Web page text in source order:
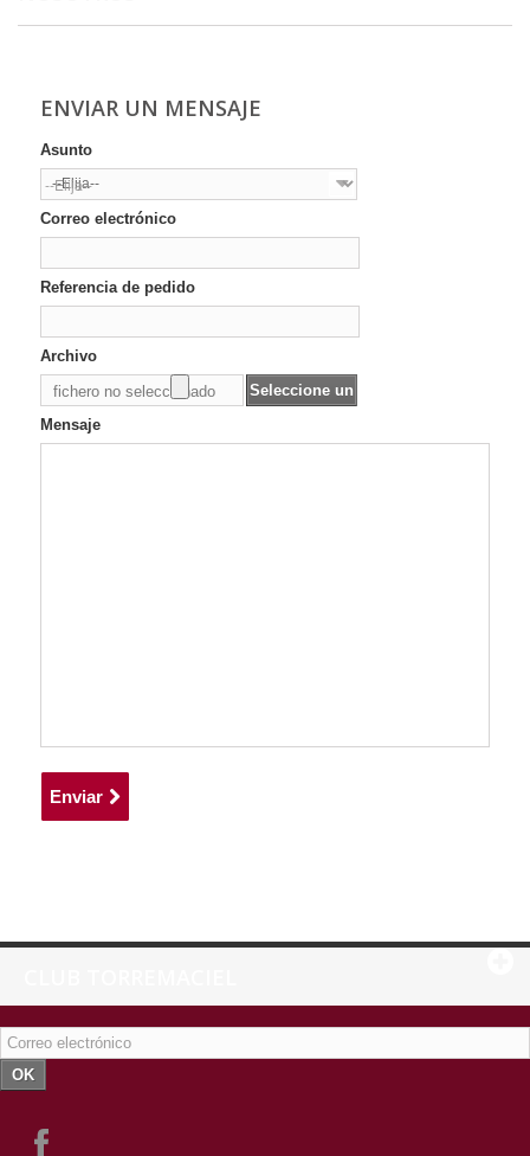
ENVIAR UN MENSAJE
Asunto
--Elija--
Correo electrónico
Referencia de pedido
Archivo
fichero no seleccionado
Seleccione un
Mensaje
Enviar
OK